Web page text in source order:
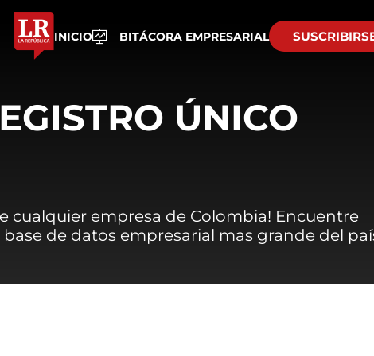
INICIO BITÁCORA EMPRESARIAL
ÚNICO
cualquier empresa de Colombia! Encuentre
de datos empresarial mas grande del